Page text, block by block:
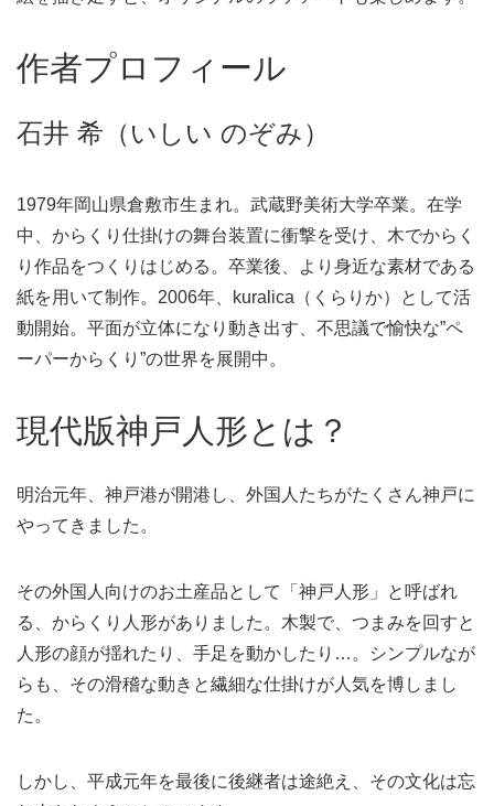
作者プロフィール
石井 希（いしい のぞみ）
1979年岡山県倉敷市生まれ。武蔵野美術大学卒業。在学
中、からくり仕掛けの舞台装置に衝撃を受け、木でからく
り作品をつくりはじめる。卒業後、より身近な素材である
紙を用いて制作。2006年、kuralica（くらりか）として活
動開始。平面が立体になり動き出す、不思議で愉快な”ペ
ーパーからくり”の世界を展開中。
現代版神戸人形とは？
明治元年、神戸港が開港し、外国人たちがたくさん神戸に
やってきました。
その外国人向けのお土産品として「神戸人形」と呼ばれ
る、からくり人形がありました。木製で、つまみを回すと
人形の顔が揺れたり、手足を動かしたり…。シンプルなが
らも、その滑稽な動きと繊細な仕掛けが人気を博しまし
た。
しかし、平成元年を最後に後継者は途絶え、その文化は忘